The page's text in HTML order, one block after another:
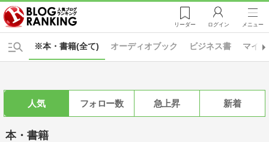
リーダー ログイン メニュー
※本・書籍(全て) オーディオブック ビジネス書 マイ
人気 フォロー数 急上昇 新着
本・書籍